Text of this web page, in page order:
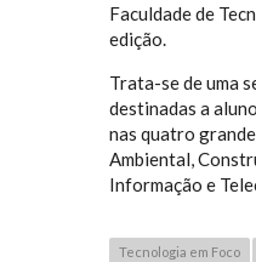
Faculdade de
edição.
Trata-se de uma
destinadas a
nas quatro
Ambiental,
Informação e
Tecnologia em Foco